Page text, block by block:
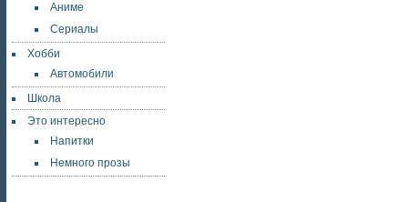
Аниме
Сериалы
Хобби
Автомобили
Школа
Это интересно
Напитки
Немного прозы